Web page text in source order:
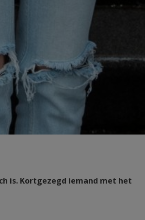
is. Kortgezegd iemand met het